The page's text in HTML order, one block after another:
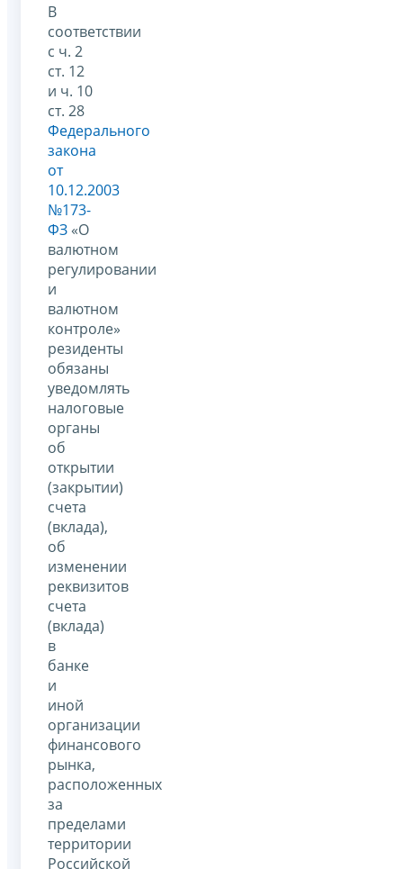
В
соответствии
с ч. 2
ст. 12
и ч. 10
ст. 28
Федерального
закона
от
10.12.2003
№173-
ФЗ «О
валютном
регулировании
и
валютном
контроле»
резиденты
обязаны
уведомлять
налоговые
органы
об
открытии
(закрытии)
счета
(вклада),
об
изменении
реквизитов
счета
(вклада)
в
банке
и
иной
организации
финансового
рынка,
расположенных
за
пределами
территории
Российской